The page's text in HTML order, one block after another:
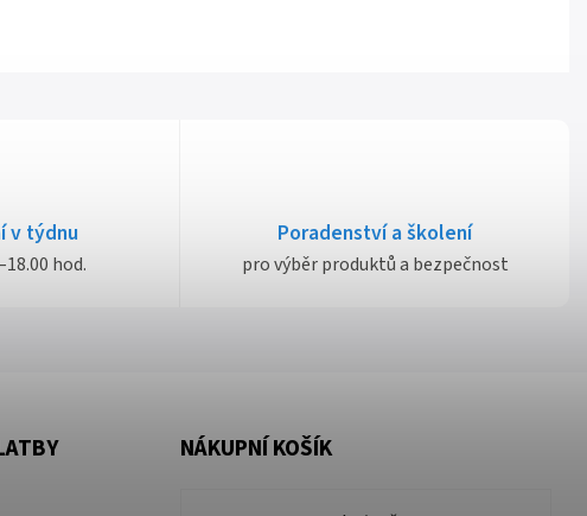
v týdnu
hod.
Poradenství a školení
pro výběr produktů a bezpečnost
NÁKUPNÍ KOŠÍK